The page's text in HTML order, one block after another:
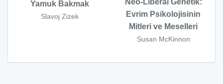
Yamuk Bakmak
Slavoj Zizek
Neo-Liberal Genetik:
Evrim Psikolojisinin
Mitleri ve Meselleri
Susan McKinnon